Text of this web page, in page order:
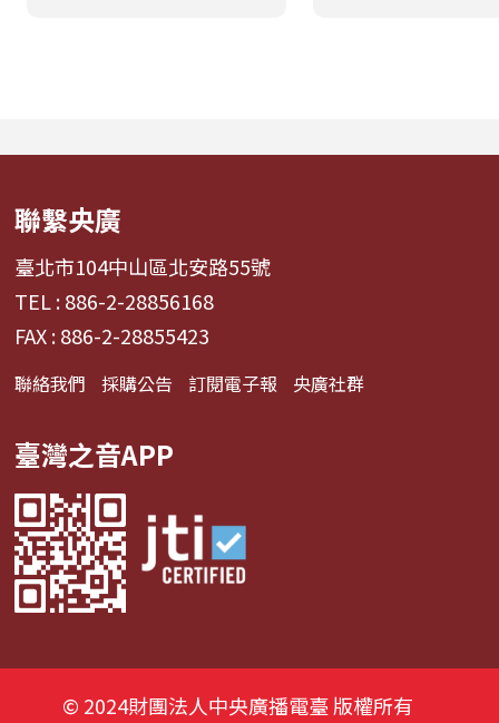
啦啦隊...
舞、想流淚...
聯繫央廣
臺北市104中山區北安路55號
TEL : 886-2-28856168
FAX : 886-2-28855423
聯絡我們 採購公告 訂閱電子報 央廣社群
臺灣之音APP
© 2024財團法人中央廣播電臺 版權所有